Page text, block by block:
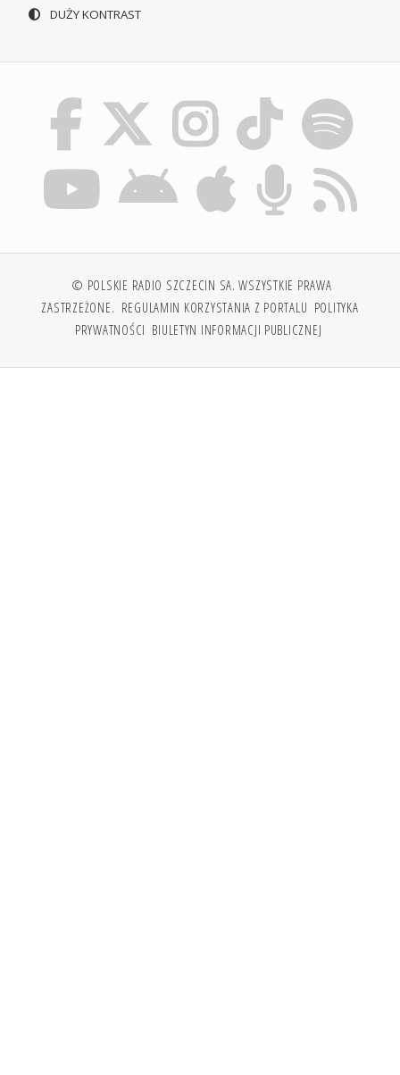
DUŻY KONTRAST
© POLSKIE RADIO SZCZECIN SA. WSZYSTKIE PRAWA
ZASTRZEŻONE. REGULAMIN KORZYSTANIA Z PORTALU POLITYKA
PRYWATNOŚCI BIULETYN INFORMACJI PUBLICZNEJ